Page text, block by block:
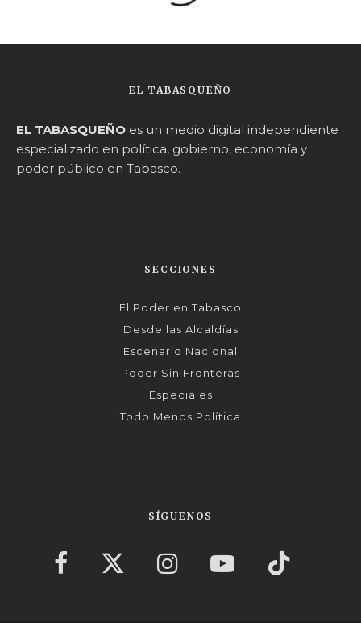
EL TABASQUEÑO
EL TABASQUEÑO es un medio digital independiente
especializado en política, gobierno, economía y
poder público en Tabasco.
SECCIONES
El Poder en Tabasco
Desde las Alcaldías
Escenario Nacional
Poder Sin Fronteras
Especiales
Todo Menos Política
SÍGUENOS